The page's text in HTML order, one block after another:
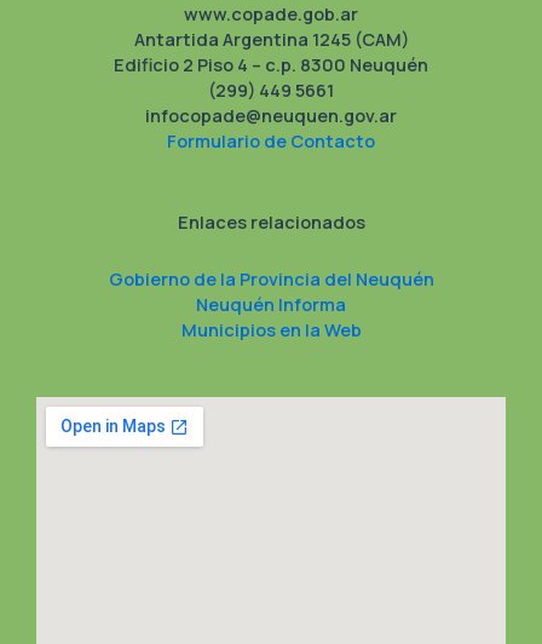
www.copade.gob.ar
Antartida Argentina 1245 (CAM)
Edificio 2 Piso 4 – c.p. 8300 Neuquén
(299) 449 5661
infocopade@neuquen.gov.ar
Formulario de Contacto
Enlaces relacionados
Gobierno de la Provincia del Neuquén
Neuquén Informa
Municipios en la Web